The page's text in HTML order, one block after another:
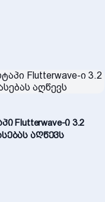
Flutterwave-ი 3.2
აღწევს